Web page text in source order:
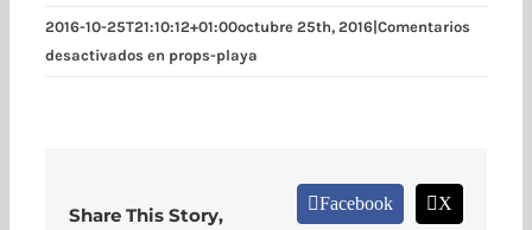
2016-10-25T21:10:12+01:00octubre 25th, 2016|Comentarios
desactivados en props-playa
Share This Story,
Facebook X